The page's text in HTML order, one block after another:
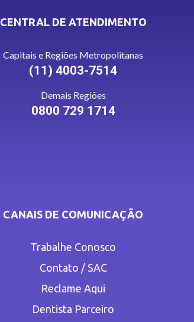
CENTRAL DE ATENDIMENTO
Capitais e Regiões Metropolitanas
(11) 4003-7514
Demais Regiões
0800 729 1714
CANAIS DE COMUNICAÇÃO
Trabalhe Conosco
Contato / SAC
Reclame Aqui
Dentista Parceiro